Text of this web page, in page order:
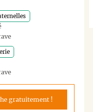
gratuitement !